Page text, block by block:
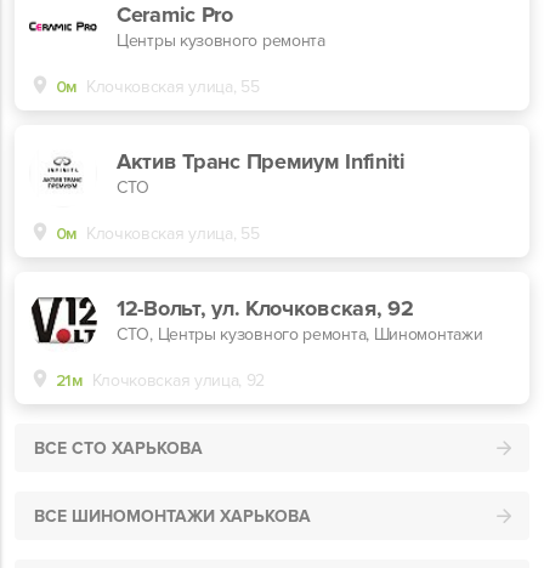
Ceramic Pro
Центры кузовного ремонта
0м Клочковская улица, 55
Актив Транс Премиум Infiniti
СТО
0м Клочковская улица, 55
12-Вольт, ул. Клочковская, 92
СТО, Центры кузовного ремонта, Шиномонтажи
21м Клочковская улица, 92
ВСЕ СТО ХАРЬКОВА
ВСЕ ШИНОМОНТАЖИ ХАРЬКОВА